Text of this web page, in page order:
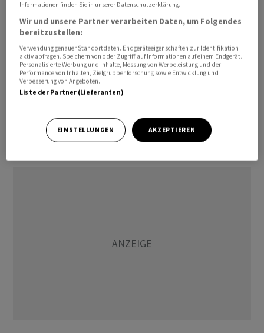
was auch für den bereinigten Gewinn je Aktie gilt. Coca-
Cola rechnet hier mit einem Ergebnisplus zwischen vier
und fünf Prozent auf vergleichbarer Basis. Im
abgelaufenen Jahr stieg der bereinigte Gewinn je Aktie
um acht Prozent auf 2,69 US-Dollar (2,49 Euro) und lag
Unternehmens. Darüber hinaus erwartet der
Getränkekonzern im laufenden Jahr einen freien
Barmittelzufluss von rund 9,2 Milliarden Dollar.
Informationen finden Sie in unserer Datenschutzerklärung.
Wir und unsere Partner verarbeiten Daten, um Folgendes
bereitzustellen:
Verwendung genauer Standortdaten. Endgeräteeigenschaften zur Identifikation
aktiv abfragen. Speichern von oder Zugriff auf Informationen auf einem Endgerät.
Personalisierte Werbung und Inhalte, Messung von Werbeleistung und der
Performance von Inhalten, Zielgruppenforschung sowie Entwicklung und
Verbesserung von Angeboten.
Liste der Partner (Lieferanten)
EINSTELLUNGEN AKZEPTIEREN